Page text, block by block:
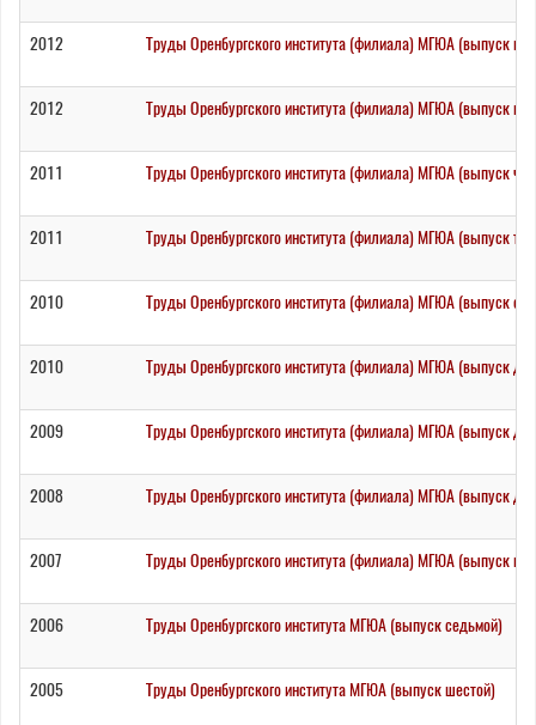
2012 Труды Оренбургского института (филиала) МГЮА (выпуск
2012 Труды Оренбургского института (филиала) МГЮА (выпуск
2011 Труды Оренбургского института (филиала) МГЮА (выпуск
2011 Труды Оренбургского института (филиала) МГЮА (выпуск
2010 Труды Оренбургского института (филиала) МГЮА (выпуск
2010 Труды Оренбургского института (филиала) МГЮА (выпуск
2009 Труды Оренбургского института (филиала) МГЮА (выпуск
2008 Труды Оренбургского института (филиала) МГЮА (выпуск
2007 Труды Оренбургского института (филиала) МГЮА (выпуск
2006 Труды Оренбургского института МГЮА (выпуск седьмой)
2005 Труды Оренбургского института МГЮА (выпуск шестой)